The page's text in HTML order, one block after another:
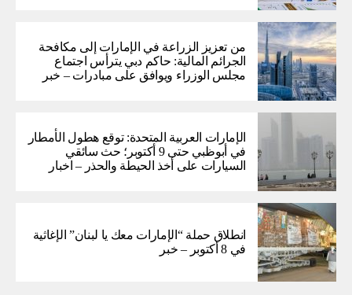
من تعزيز الزراعة في الإمارات إلى مكافحة
الجرائم المالية: حاكم دبي يترأس اجتماع
مجلس الوزراء ويوافق على مبادرات – خبر
الإمارات العربية المتحدة: توقع هطول الأمطار
في أبوظبي حتى 9 أكتوبر؛ حث سائقي
السيارات على أخذ الحيطة والحذر – اخبار
انطلاق حملة “الإمارات معك يا لبنان” الإغاثية
في 8 أكتوبر – خبر